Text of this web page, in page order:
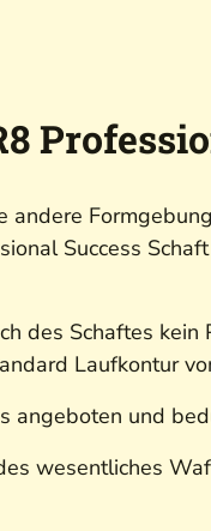
andere
Success
des Schaftes
Laufkontur
und
wesentliches